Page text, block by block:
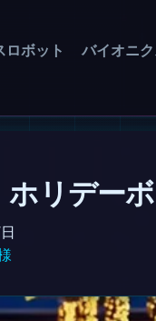
ロボット バイオニ
リデー